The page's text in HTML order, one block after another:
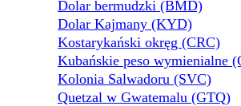
Dolar bermudzki (BMD)
Dolar Kajmany (KYD)
Kostarykański okręg (CRC)
Kubańskie peso wymienialne
Kolonia Salwadoru (SVC)
Quetzal w Gwatemalu (GTQ)